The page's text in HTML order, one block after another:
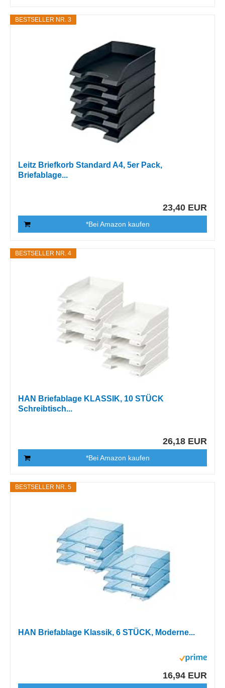
BESTSELLER NR. 3
Leitz Briefkorb Standard A4, 5er Pack,
Briefablage...
23,40 EUR
*Bei Amazon kaufen
BESTSELLER NR. 4
HAN Briefablage KLASSIK, 10 STÜCK
Schreibtisch...
26,18 EUR
*Bei Amazon kaufen
BESTSELLER NR. 5
HAN Briefablage Klassik, 6 STÜCK, Moderne...
16,94 EUR